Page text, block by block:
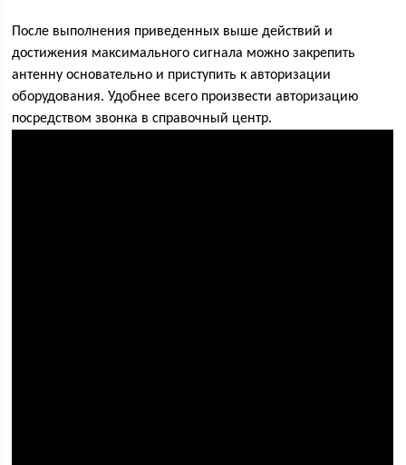
После выполнения приведенных выше действий и
достижения максимального сигнала можно закрепить
антенну основательно и приступить к авторизации
оборудования. Удобнее всего произвести авторизацию
посредством звонка в справочный центр.